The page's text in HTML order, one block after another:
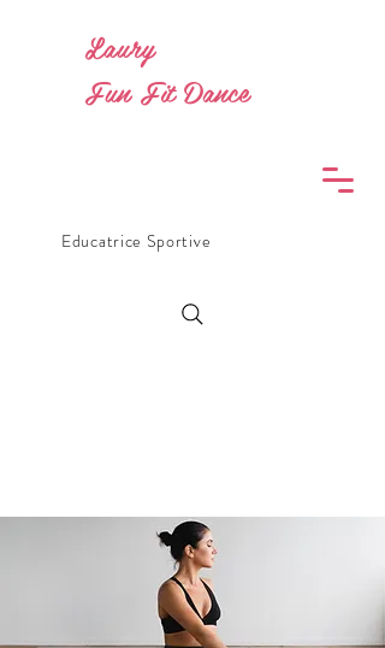
Educatrice Sportive
Laury
Fun Fit Dance